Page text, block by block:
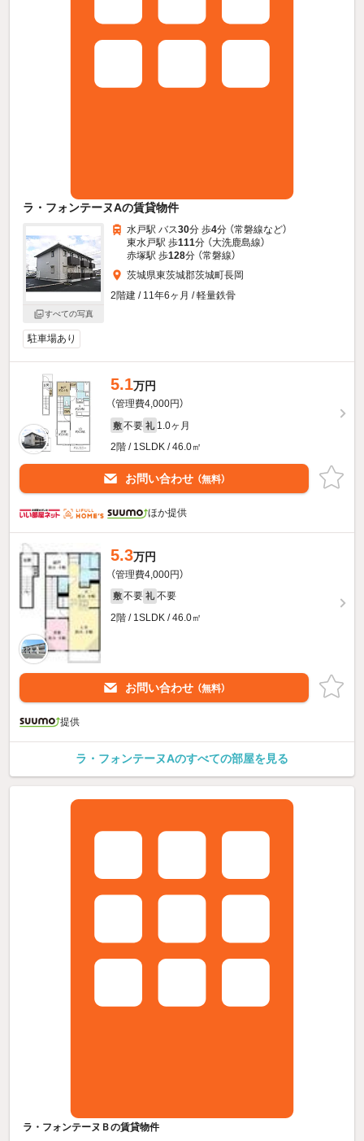
ラ・フォンテーヌAの賃貸物件
すべての写真
水戸駅 バス30分 歩4分 （常磐線など）
東水戸駅 歩111分 （大洗鹿島線）
赤塚駅 歩128分 （常磐線）
茨城県東茨城郡茨城町長岡
2階建 / 11年6ヶ月 / 軽量鉄骨
駐車場あり
5.1万円
（管理費4,000円）
敷 不要 礼 1.0ヶ月
2階 / 1SLDK / 46.0㎡
お問い合わせ （無料）
ほか提供
5.3万円
（管理費4,000円）
敷 不要 礼 不要
2階 / 1SLDK / 46.0㎡
お問い合わせ （無料）
提供
ラ・フォンテーヌAのすべての部屋を見る
ラ・フォンテーヌＢの賃貸物件